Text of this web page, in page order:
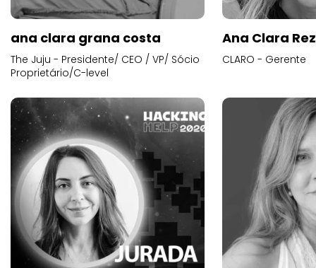
ana clara grana costa
The Juju - Presidente/ CEO / VP/ Sócio
Proprietário/C-level
Ana Clara
CLARO - Gerente